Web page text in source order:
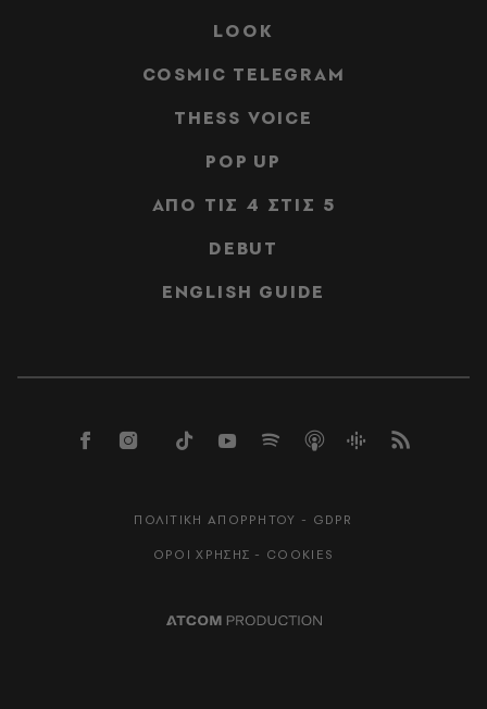
LOOK
COSMIC TELEGRAM
THESS VOICE
POP UP
ΑΠΟ ΤΙΣ 4 ΣΤΙΣ 5
DEBUT
ENGLISH GUIDE
ΠΟΛΙΤΙΚΗ ΑΠΟΡΡΗΤΟΥ - GDPR
ΟΡΟΙ ΧΡΗΣΗΣ - COOKIES